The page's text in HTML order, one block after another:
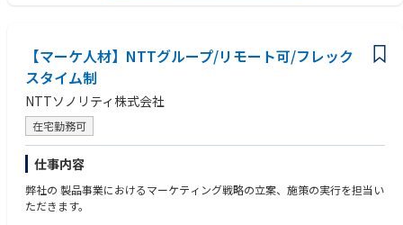
・売上および利益改善施策の企画・推進
・価格戦略の立案
・販売戦略の企画・推進
・事業計画の策定および進捗管理
・PL観点での業績モニタリング
■ アライアン・事業開発
・航空会社、ホテル、旅行関連事業者との提携推進
・新規アライアンスの企画・推進
・社内外ステークホルダーとの折衝および調整
・新たな顧客価値創出に向けた企画立案
【マーケ人材】NTTグループ/リモート可/フレック
スタイム制
NTTソノリティ株式会社
在宅勤務可
仕事内容
弊社の 製品事業におけるマーケティング戦略の立案、施策の実行を担当い
ただきます。